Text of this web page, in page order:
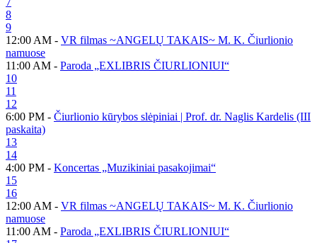
8
9
12:00 AM - VR filmas ~ANGELŲ TAKAIS~ M. K. Čiurlionio
namuose
11:00 AM - Paroda „EXLIBRIS ČIURLIONIUI“
10
11
12
6:00 PM - Čiurlionio kūrybos slėpiniai | Prof. dr. Naglis Kardelis (III
paskaita)
13
14
4:00 PM - Koncertas „Muzikiniai pasakojimai“
15
16
12:00 AM - VR filmas ~ANGELŲ TAKAIS~ M. K. Čiurlionio
namuose
11:00 AM - Paroda „EXLIBRIS ČIURLIONIUI“